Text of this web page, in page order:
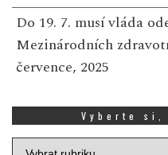
Do 19. 7. musí vláda
Mezinárodních
července, 2025
Vyberte si,
Vyberte